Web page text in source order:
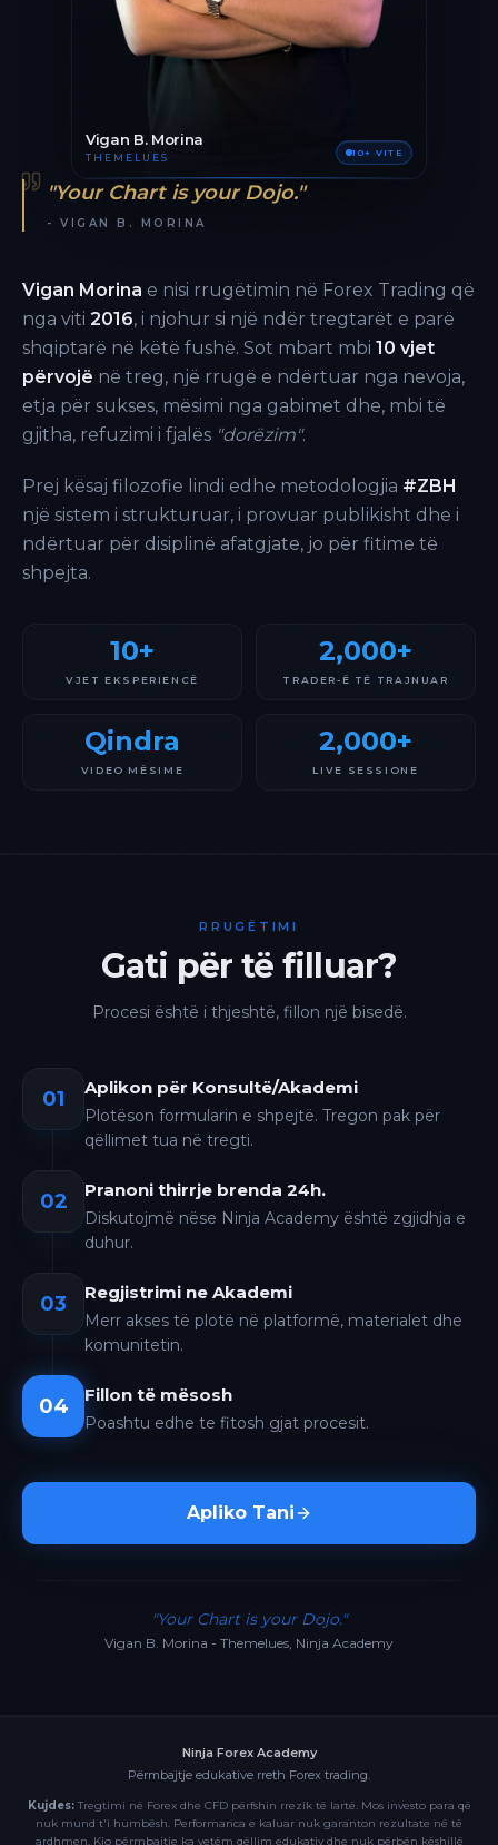
Vigan B. Morina
THEMELUES 10+ VITE
"Your Chart is your Dojo."
- VIGAN B. MORINA
Vigan Morina e nisi rrugëtimin në Forex Trading që
nga viti 2016, i njohur si një ndër tregtarët e parë
shqiptarë në këtë fushë. Sot mbart mbi 10 vjet
përvojë në treg, një rrugë e ndërtuar nga nevoja,
etja për sukses, mësimi nga gabimet dhe, mbi të
gjitha, refuzimi i fjalës "dorëzim".
Prej kësaj filozofie lindi edhe metodologjia #ZBH
një sistem i strukturuar, i provuar publikisht dhe i
ndërtuar për disiplinë afatgjate, jo për fitime të
shpejta.
10+
VJET EKSPERIENCË
2,000+
TRADER-Ë TË TRAJNUAR
Qindra
VIDEO MËSIME
2,000+
LIVE SESSIONE
RRUGËTIMI
Gati për të filluar?
Procesi është i thjeshtë, fillon një bisedë.
01 Aplikon për Konsultë/Akademi
Plotëson formularin e shpejtë. Tregon pak për
qëllimet tua në tregti.
02 Pranoni thirrje brenda 24h.
Diskutojmë nëse Ninja Academy është zgjidhja e
duhur.
03 Regjistrimi ne Akademi
Merr akses të plotë në platformë, materialet dhe
komunitetin.
04 Fillon të mësosh
Poashtu edhe te fitosh gjat procesit.
Apliko Tani
"Your Chart is your Dojo."
Vigan B. Morina - Themelues, Ninja Academy
Ninja Forex Academy
Përmbajtje edukative rreth Forex trading.
Kujdes:Tregtimi në Forex dhe CFD përfshin rrezik të lartë. Mos investo para që
nuk mund t'i humbësh. Performanca e kaluar nuk garanton rezultate në të
ardhmen. Kjo përmbajtje ka vetëm qëllim edukativ dhe nuk përbën këshillë